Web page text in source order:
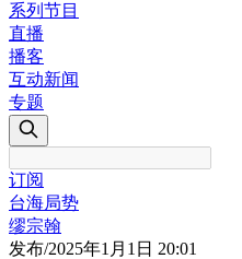
系列节目
直播
播客
互动新闻
专题
订阅
台海局势
缪宗翰
发布/2025年1月1日 20:01